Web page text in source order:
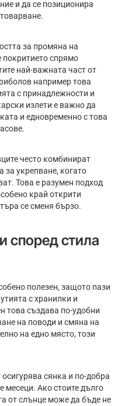
и да се позиционира
за промяна на
покритието спрямо
най-важната част от
например това
с принадлежности и
излети е важно да
и едновременно с това
често комбинират
за укрепване, когато
Това е разумен подход
край открити
се сменя бързо.
според стила
полезен, защото пази
с хранилки и
това създава по-удобни
на поводи и смяна на
на едно място, този
сянка и по-добра
месеци. Ако стоите дълго
от слънце може да бъде не